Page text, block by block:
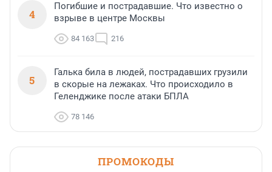
4
Погибшие и пострадавшие. Что известно о
взрыве в центре Москвы
84 163 216
5
Галька била в людей, пострадавших грузили
в скорые на лежаках. Что происходило в
Геленджике после атаки БПЛА
78 146
ПРОМОКОДЫ